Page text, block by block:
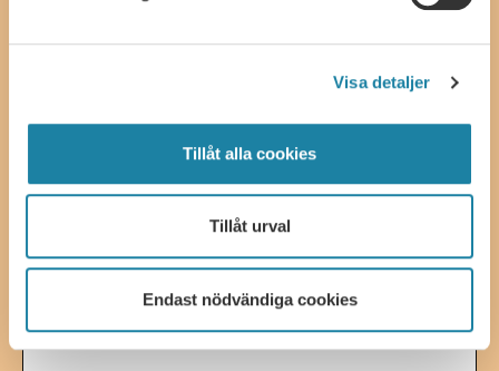
Visa detaljer
Tillåt alla cookies
Tillåt urval
Endast nödvändiga cookies
Ads
In SULF’s opinion(in Swedish)
Förtroendevald(in Swedish)
Håll dig uppdaterad – prenumerera på
SULF:s nyhetsbrev
Fyll i en e-postadress: